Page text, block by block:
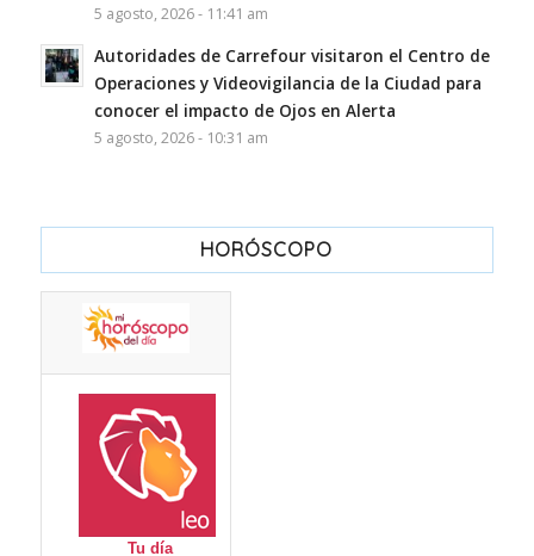
5 agosto, 2026 - 11:41 am
Autoridades de Carrefour visitaron el Centro de
Operaciones y Videovigilancia de la Ciudad para
conocer el impacto de Ojos en Alerta
5 agosto, 2026 - 10:31 am
HORÓSCOPO